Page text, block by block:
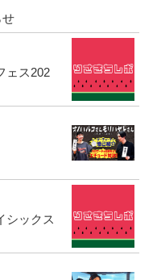
ェス202
シックス